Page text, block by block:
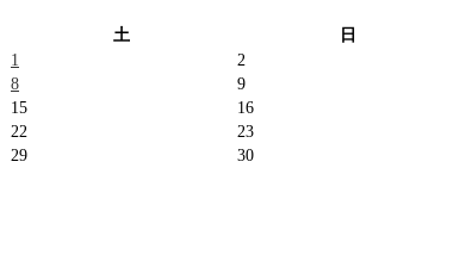
土
日
1
2
8
9
15
16
22
23
29
30